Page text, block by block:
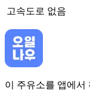
고속도로 없음
이 주유소를 앱에서